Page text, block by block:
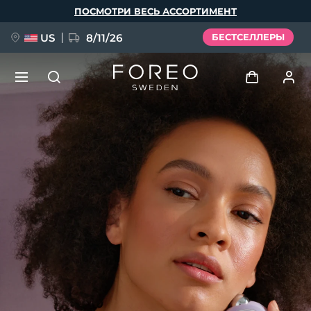
ПОСМОТРИ ВЕСЬ АССОРТИМЕНТ
US 8/11/26 БЕСТСЕЛЛЕРЫ
Профиль пользователя
Мои приборы
Мои заказы
Мои адреса
Мои подписки
НОВИНКА
FAQ™ Pure Beauty-Tech Elixir
BREAKING NEWS
issa™ Teeth Whitening Set
Язык
English Deutsch
Español
Français
Italiano
Português
Polski
Svenska
Русский
Türkçe
简体中文 繁體中文